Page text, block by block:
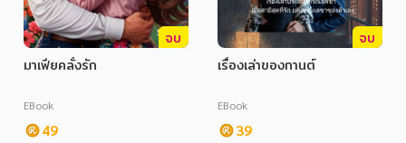
จบ
มาเฟียคลั่งรัก
EBook
49
จบ
เรื่องเล่าของกานต์
EBook
39